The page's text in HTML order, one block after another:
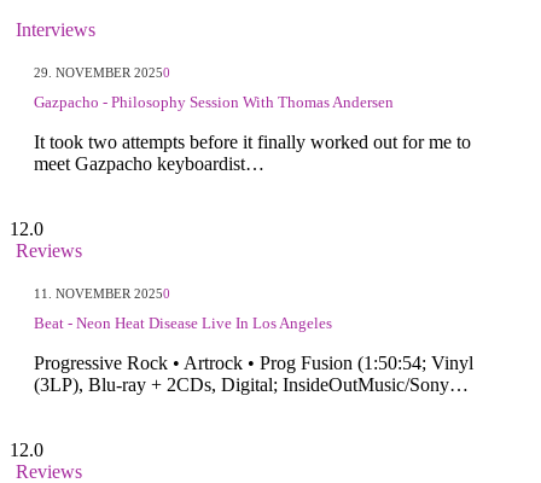
Interviews
29. NOVEMBER 20250
Gazpacho - Philosophy Session With Thomas Andersen
It took two attempts before it finally worked out for me to
meet Gazpacho keyboardist…
12.0
Reviews
11. NOVEMBER 20250
Beat - Neon Heat Disease Live In Los Angeles
Progressive Rock • Artrock • Prog Fusion (1:50:54; Vinyl
(3LP), Blu-ray + 2CDs, Digital; InsideOutMusic/Sony…
12.0
Reviews